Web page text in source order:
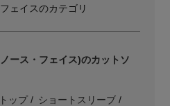
ンシャル】
交差する16の名品
ェイスのカテゴリ
ース・フェイス)のカットソ
ップ ショートスリーブ